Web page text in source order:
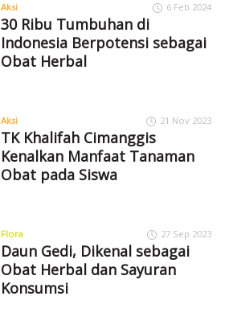
Aksi 6 Feb 2024
30 Ribu Tumbuhan di
Indonesia Berpotensi sebagai
Obat Herbal
Aksi 21 Nov 2023
TK Khalifah Cimanggis
Kenalkan Manfaat Tanaman
Obat pada Siswa
Flora 27 Sep 2023
Daun Gedi, Dikenal sebagai
Obat Herbal dan Sayuran
Konsumsi